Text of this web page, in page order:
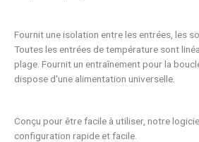
Fournit une isolation entre les entrées, les
Toutes les entrées de température sont
plage. Fournit un entraînement pour la
dispose d'une alimentation universelle.
Conçu pour être facile à utiliser, notre
configuration rapide et facile.